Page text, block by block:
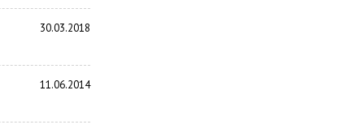
30.03.2018
11.06.2014